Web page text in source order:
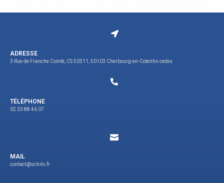
ADRESSE
3 Rue de Franche Comté, CS 50311, 50103 Cherbourg-en-Cotentin cedex
TÉLÉPHONE
02 33 88 46 07
MAIL
contact@schilo.fr